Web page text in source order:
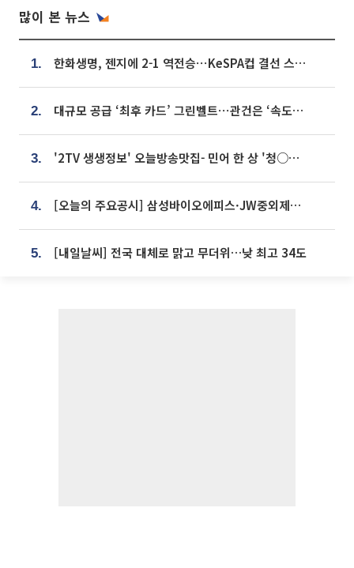
많이 본 뉴스
1. 한화생명, 젠지에 2-1 역전승⋯KeSPA컵 결선 스테이지 2 직행
2. 대규모 공급 ‘최후 카드’ 그린벨트⋯관건은 ‘속도’ [주택공급 승부수의 조건]
3. '2TV 생생정보' 오늘방송맛집- 민어 한 상 '청○○○' vs 전복 한 상 '명○'
4. [오늘의 주요공시] 삼성바이오에피스·JW중외제약·한미반도체·SK바이오사이언스 등
5. [내일날씨] 전국 대체로 맑고 무더위…낮 최고 34도